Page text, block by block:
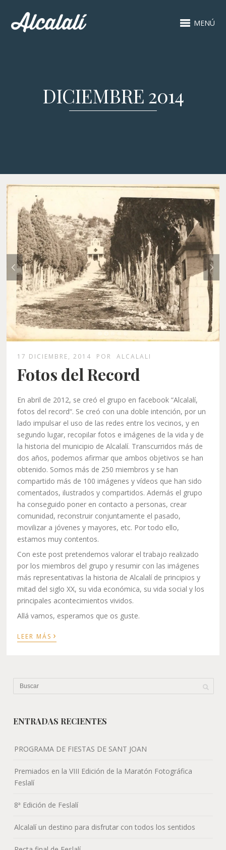
MENÚ
DICIEMBRE 2014
17 DICIEMBRE, 2014POR ALCALALI
Fotos del Record
En abril de 2012, se creó el grupo en facebook “Alcalalí,
fotos del record“. Se creó con una doble intención, por un
lado impulsar el uso de las redes entre los vecinos, y en
segundo lugar, recopilar fotos e imágenes de la vida y de
la historia del municipio de Alcalalí. Transcurridos más de
dos años, podemos afirmar que ambos objetivos se han
obtenido. Somos más de 250 miembros y se han
comentados, ilustrados y compartidos. Además el grupo
ha conseguido poner en contacto a personas, crear
comunidad, reconstruir conjuntamente el pasado,
movilizar a jóvenes y mayores, etc. Por todo ello,
estamos muy contentos.
Con este post pretendemos valorar el trabajo realizado
por los miembros del grupo y resumir con las imágenes
más representativas la historia de Alcalalí de principios y
mitad del siglo XX, su vida económica, su vida social y los
principales acontecimientos vividos.
Allá vamos, esperamos que os guste.
LEER MÁS ›
ENTRADAS RECIENTES
PROGRAMA DE FIESTAS DE SANT JOAN
Premiados en la VIII Edición de la Maratón Fotográfica
Alcalalí un destino para disfrutar con todos los sentidos
Recta final de Feslalí
COMENTARIOS RECIENTES
FESLALÍ, el febrer és Alcalalí • Ayuntamiento de Alcalalí
JOAN DE MOSQUERA
8ª Edición de Feslalí - Alcalalí Turismo